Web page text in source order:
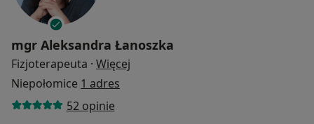
mgr Aleksandra Łanoszka
Fizjoterapeuta · Więcej
Niepołomice 1 adres
52 opinie